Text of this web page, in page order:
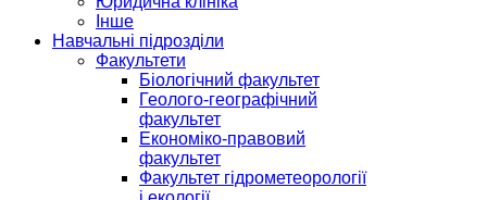
Інше
Навчальні підрозділи
Факультети
Біологічний факультет
Геолого-географічний
факультет
Економіко-правовий
факультет
Факультет гідрометеорології